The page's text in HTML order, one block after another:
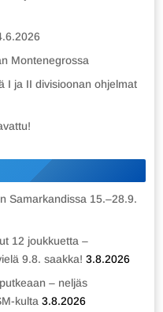
Montenegrossa
I ja II divisioonan ohjelmat
Samarkandissa 15.–28.9.
12 joukkuetta –
9.8. saakka! 3.8.2026
– neljäs
kulta 3.8.2026